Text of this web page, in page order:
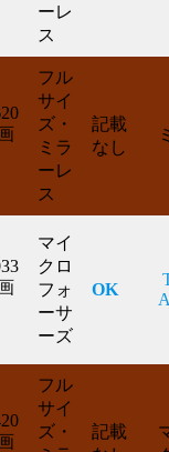
ーレ
ス
フル
サイ
ズ・
ミラ
ーレ
ス
記載
なし
マイ
クロ
フォ
ーサ
ーズ
OK
A
フル
サイ
ズ・
記載